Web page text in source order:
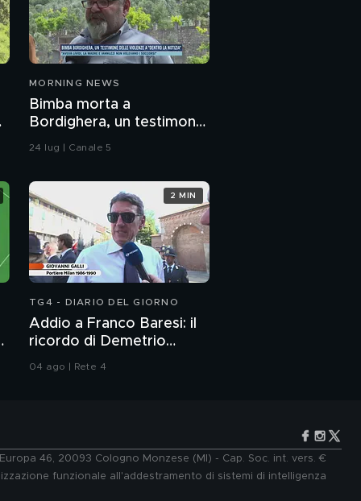
MORNING NEWS
Bimba morta a
Bordighera, un testimone
delle violenze a "Dentro
24 lug | Canale 5
TG4 - DIARIO DEL GIORNO
Addio a Franco Baresi: il
ricordo di Demetrio
Albertini, Clarence
04 ago | Rete 4
2 MIN
46, 20093 Cologno Monzese (MI) - Cap. Soc. int. vers. €
funzionale all'addestramento di sistemi di intelligenza